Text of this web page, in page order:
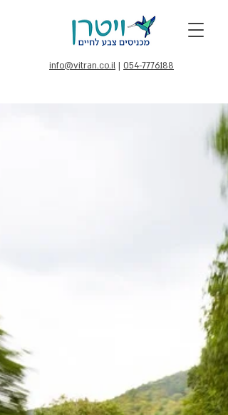
info@vitran.co.il | 054-7776188